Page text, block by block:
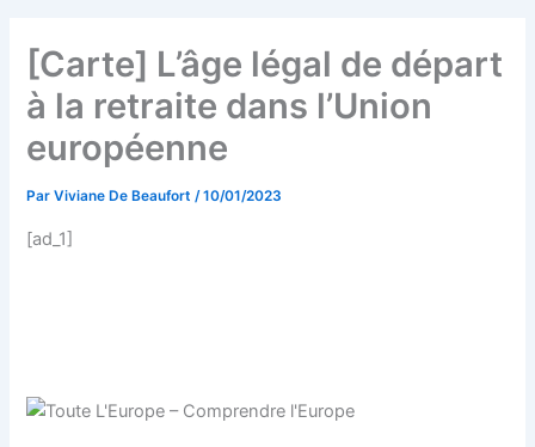
[Carte] L’âge légal de départ
à la retraite dans l’Union
européenne
ParViviane De Beaufort/10/01/2023
[ad_1]